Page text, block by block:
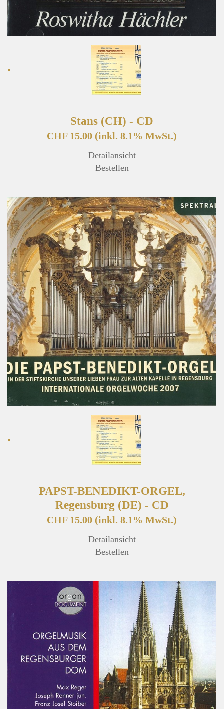
Stans (CH) - CD
CHF 15.00 (inkl. 8.1% MwSt.)
Detailansicht
Bestellen
PAPST-BENEDIKT-ORGEL,
Regensburg (DE) - CD
CHF 15.00 (inkl. 8.1% MwSt.)
Detailansicht
Bestellen